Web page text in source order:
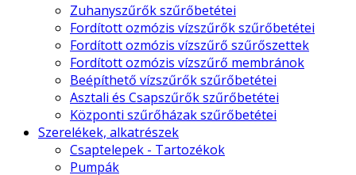
Zuhanyszűrők szűrőbetétei
Fordított ozmózis vízszűrők szűrőbetétei
Fordított ozmózis vízszűrő szűrőszettek
Fordított ozmózis vízszűrő membránok
Beépíthető vízszűrők szűrőbetétei
Asztali és Csapszűrők szűrőbetétei
Központi szűrőházak szűrőbetétei
Szerelékek, alkatrészek
Csaptelepek - Tartozékok
Pumpák